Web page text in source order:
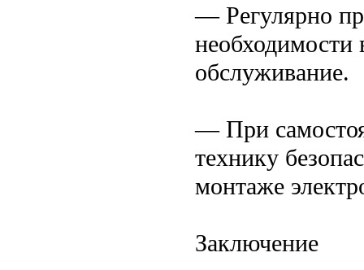
— Регулярно
необходимости
обслуживание.
— При
технику
монтаже
Заключение